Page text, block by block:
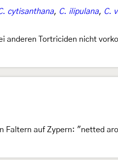
cytisanthana, C. ilipulana, C.
anderen Tortriciden nicht
Faltern auf Zypern: "netted